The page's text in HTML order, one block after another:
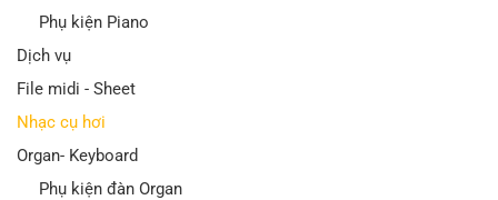
Phụ kiện Piano
Dịch vụ
File midi - Sheet
Nhạc cụ hơi
Organ- Keyboard
Phụ kiện đàn Organ